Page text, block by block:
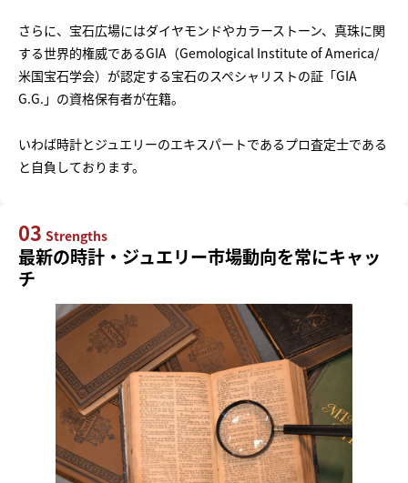
さらに、宝石広場にはダイヤモンドやカラーストーン、真珠に関
する世界的権威であるGIA（Gemological Institute of America/
米国宝石学会）が認定する宝石のスペシャリストの証「GIA
G.G.」の資格保有者が在籍。
いわば時計とジュエリーのエキスパートであるプロ査定士である
と自負しております。
03 Strengths
最新の時計・ジュエリー市場動向を常にキャッ
チ